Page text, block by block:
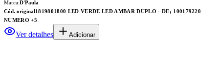
Marca:D'Paula
Cód. original1819801800 LED VERDE LED AMBAR DUPLO - DE; 100179220
NUMERO +5
Ver detalhes Adicionar